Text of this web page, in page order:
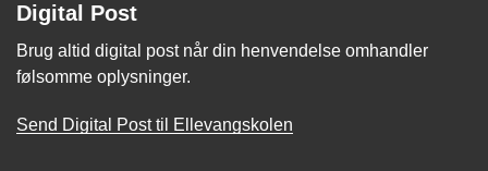
Digital Post
Brug altid digital post når din henvendelse omhandler
følsomme oplysninger.
Send Digital Post til Ellevangskolen